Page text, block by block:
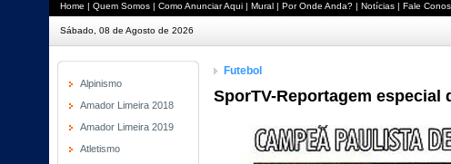
Home | Quem Somos | Como Anunciar Aqui | Mural | Por Onde Anda? | Notícias | Fale
Sábado, 08 de Agosto de 2026
Alpinismo
Amador Limeira 2018
Amador Limeira 2019
Atletismo
Futebol
SporTV-Reportagem especial